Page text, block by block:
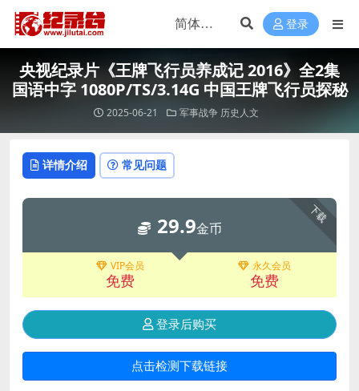
登录
央视纪录片《王牌飞行员养成记 2016》全2集
国语中字 1080P/TS/3.14G 中国王牌飞行员探秘
2025-06-21 军事战争 历史人文
详情介绍 常见问题
下载
29.9金币
VIP会员
免费
永久会员
免费
登录后购买
点击检测下载链接